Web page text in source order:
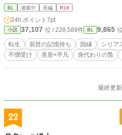
には、幼い頃から弥音を支える幼馴染みの
も寄り添っていた。 守人と村を訪れた後も
ないまま日々を送る巳智の前に、伊澄 氷魚
る。彼は事ある毎に巳智に接近し、好意を伝えてく
だ水神（龍神）と、過去世で一夜を共にし
人の不遇な青年の心にはどちらの愛が届くのか。 日本によく似た、
での物語。 更新はゆっくり。
BL 連載中 長編 R18
24h.ポイント 7pt
小説 37,107 位 / 228,589件 BL 9,865
転生 前世の記憶持ち 因縁 シリア
不憫受け
美形×平凡 身代わりの贄
最終更
22